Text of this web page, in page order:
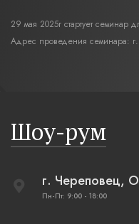
29 мая 2025г стартует семинар
Адрес проведения семинара:
Шоу-рум
г. Череповец,
Пн-Пт: 9:00 - 18:00